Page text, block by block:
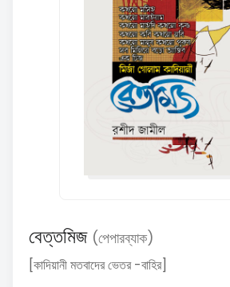
বেত্তমিজ (পেপারব্যাক)
[কাদিয়ানী মতবাদের ভেতর -বাহির]